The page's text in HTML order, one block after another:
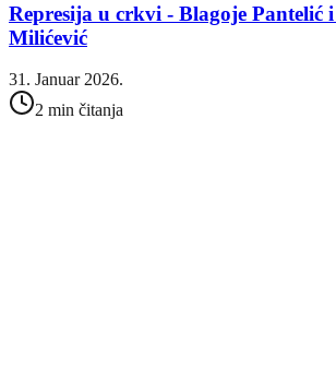
Represija u crkvi - Blagoje Pantelić
Milićević
31. Januar 2026.
2 min čitanja